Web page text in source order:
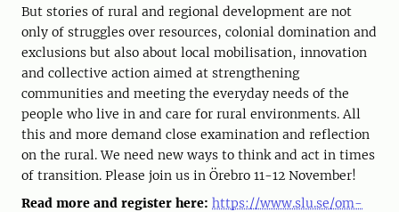
But stories of rural and regional development are not
only of struggles over resources, colonial domination and
exclusions but also about local mobilisation, innovation
and collective action aimed at strengthening
communities and meeting the everyday needs of the
people who live in and care for rural environments. All
this and more demand close examination and reflection
on the rural. We need new ways to think and act in times
of transition. Please join us in Örebro 11-12 November!
Read more and register here: https://www.slu.se/om-